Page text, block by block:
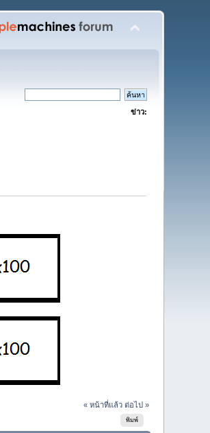
ข่าว:
« หน้าที่แล้ว ต่อไป »
พิมพ์